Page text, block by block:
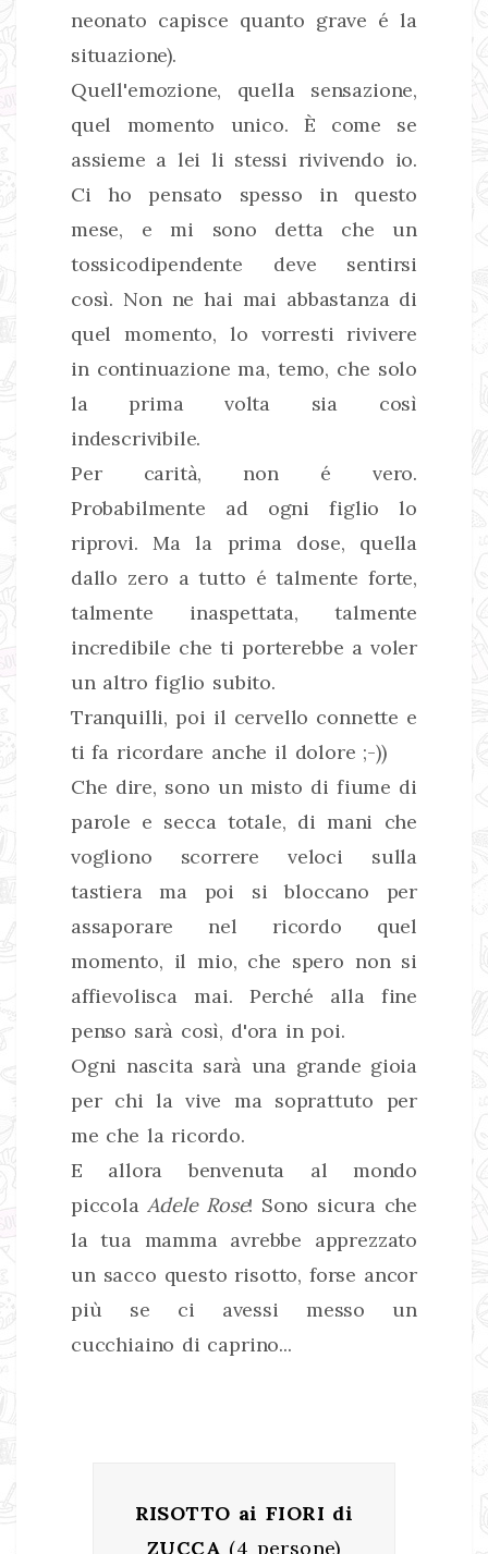
neonato capisce quanto grave é la
situazione).
Quell'emozione, quella sensazione,
quel momento unico. È come se
assieme a lei li stessi rivivendo io.
Ci ho pensato spesso in questo
mese, e mi sono detta che un
tossicodipendente deve sentirsi
così. Non ne hai mai abbastanza di
quel momento, lo vorresti rivivere
in continuazione ma, temo, che solo
la prima volta sia così
indescrivibile.
Per carità, non é vero.
Probabilmente ad ogni figlio lo
riprovi. Ma la prima dose, quella
dallo zero a tutto é talmente forte,
talmente inaspettata, talmente
incredibile che ti porterebbe a voler
un altro figlio subito.
Tranquilli, poi il cervello connette e
ti fa ricordare anche il dolore ;-))
Che dire, sono un misto di fiume di
parole e secca totale, di mani che
vogliono scorrere veloci sulla
tastiera ma poi si bloccano per
assaporare nel ricordo quel
momento, il mio, che spero non si
affievolisca mai. Perché alla fine
penso sarà così, d'ora in poi.
Ogni nascita sarà una grande gioia
per chi la vive ma soprattuto per
me che la ricordo.
E allora benvenuta al mondo
piccolaAdele Rose! Sono sicura che
la tua mamma avrebbe apprezzato
un sacco questo risotto, forse ancor
più se ci avessi messo un
cucchiaino di caprino...
RISOTTO ai FIORI di
ZUCCA (4 persone)